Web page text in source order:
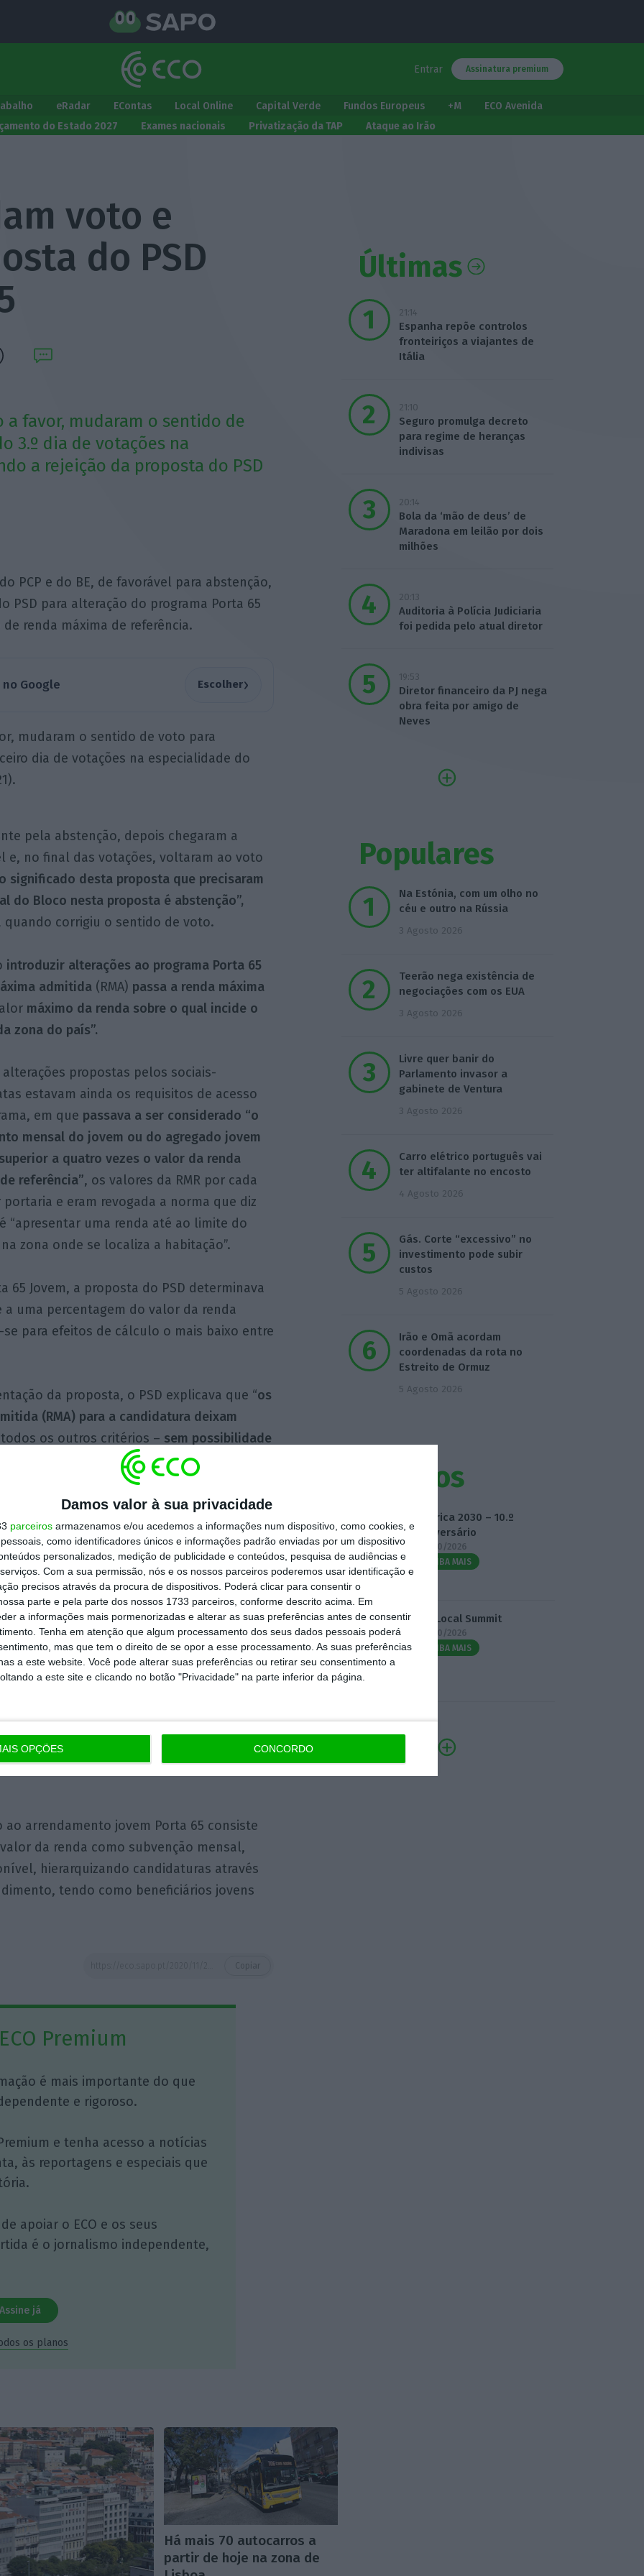
Damos valor à sua privacidade
parceiros armazenamos e/ou acedemos a informações num dispositivo, como cookies, e
como identificadores únicos e informações padrão enviadas por um dispositivo
personalizados, medição de publicidade e conteúdos, pesquisa de audiências e
Com a sua permissão, nós e os nossos parceiros poderemos usar identificação e
precisos através da procura de dispositivos. Poderá clicar para consentir o
parte e pela parte dos nossos 1733 parceiros, conforme descrito acima. Em
a informações mais pormenorizadas e alterar as suas preferências antes de consentir
Tenha em atenção que algum processamento dos seus dados pessoais poderá
mas que tem o direito de se opor a esse processamento. As suas preferências
a este website. Você pode alterar suas preferências ou retirar seu consentimento a
a este site e clicando no botão "Privacidade" na parte inferior da página.
OPÇÕES CONCORDO
Entrar Assinatura premium
eRadar EContas Local Online Capital Verde Fundos Europeus +M
ECO Avenida
do Estado 2027 Exames nacionais Privatização da TAP Ataque ao Irão
voto e
do PSD
a favor, mudaram o sentido de
3.º dia de votações na
a rejeição da proposta do PSD
PCP e do BE, de favorável para abstenção,
PSD para alteração do programa Porta 65
renda máxima de referência.
Google Escolher›
mudaram o sentido de voto para
dia de votações na especialidade do
pela abstenção, depois chegaram a
e, no final das votações, voltaram ao voto
significado desta proposta que precisaram
do Bloco nesta proposta é abstenção”,
quando corrigiu o sentido de voto.
introduzir alterações ao programa Porta 65
admitida(RMA) passa a renda máxima
máximo da renda sobre o qual incide o
zona do país”.
alterações propostas pelos sociais-
estavam ainda os requisitos de acesso
em que passava a ser considerado “o
mensal do jovem ou do agregado jovem
a quatro vezes o valor da renda
referência”, os valores da RMR por cada
e eram revogada a norma que diz
“apresentar uma renda até ao limite do
zona onde se localiza a habitação”.
Jovem, a proposta do PSD determinava
uma percentagem do valor da renda
para efeitos de cálculo o mais baixo entre
da proposta, o PSD explicava que “os
(RMA) para a candidatura deixam
os outros critérios – sem possibilidade
o apoio Porta 65 deve incidir sobre
RMR, mas não excluir os arrendamentos
por unanimidade, um proposta do
“é reforçada em 1.000.000 de euros face
aprovado de um milhão de euros, o
Porta 65 Jovem aumenta para 23,5 milhões de
euros disponíveis este ano.
o PS refere que a crise provocada
rendimentos dos portugueses,
em particular dos jovens, adiantando
das candidaturas, mas pode
devido à ultrapassagem da taxa de esforço
ao arrendamento jovem Porta 65 consiste
da renda como subvenção mensal,
hierarquizando candidaturas através
tendo como beneficiários jovens
Premium
é mais importante do que
e rigoroso.
e tenha acesso a notícias
às reportagens e especiais que
apoiar o ECO e os seus
é o jornalismo independente,
Assine já
os planos
Últimas
21:14
Espanha repõe controlos
fronteiriços a viajantes de
Itália
21:10
Seguro promulga decreto
para regime de heranças
indivisas
20:14
Bola da ‘mão de deus’ de
Maradona em leilão por dois
milhões
20:13
Auditoria à Polícia Judiciaria
foi pedida pelo atual diretor
19:53
Diretor financeiro da PJ nega
obra feita por amigo de
Neves
Populares
Na Estónia, com um olho no
céu e outro na Rússia
3 Agosto 2026
Teerão nega existência de
negociações com os EUA
3 Agosto 2026
Livre quer banir do
Parlamento invasor a
gabinete de Ventura
3 Agosto 2026
Carro elétrico português vai
ter altifalante no encosto
4 Agosto 2026
Gás. Corte “excessivo” no
investimento pode subir
custos
5 Agosto 2026
Irão e Omã acordam
coordenadas da rota no
Estreito de Ormuz
5 Agosto 2026
Eventos
Fábrica 2030 – 10.º
Aniversário
14/10/2026
SAIBA MAIS
3.º Local Summit
07/10/2026
SAIBA MAIS
Há mais 70 autocarros a
partir de hoje na zona de